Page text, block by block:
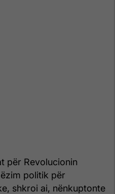
për Revolucionin
politik për
shkroi ai, nënkuptonte